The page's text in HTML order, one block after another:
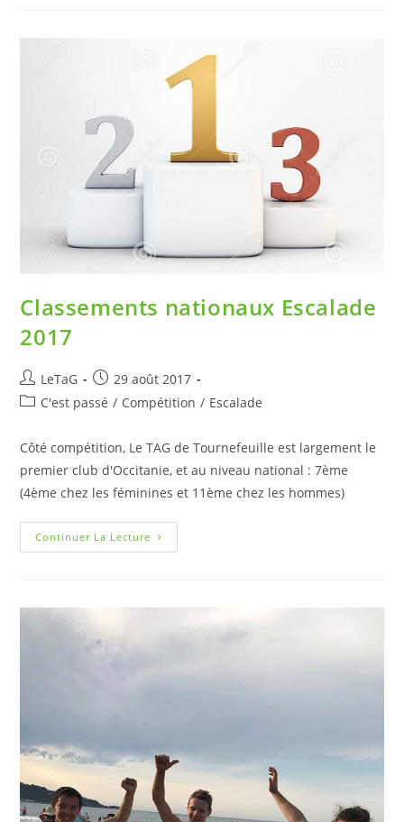
Classements nationaux Escalade
2017
LeTaG
29 août 2017
C'est passé / Compétition / Escalade
Côté compétition, Le TAG de Tournefeuille est largement le
premier club d'Occitanie, et au niveau national : 7ème
(4ème chez les féminines et 11ème chez les hommes)
Continuer La Lecture